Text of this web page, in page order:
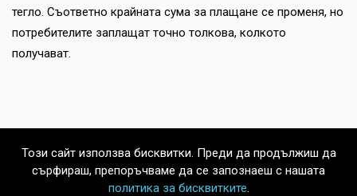
тегло. Съответно крайната сума за плащане се променя, но
потребителите заплащат точно толкова, колкото
получават.
Този сайт използва бисквитки. Преди да продължиш да
сърфираш, препоръчваме да се запознаеш с нашата
политика за бисквитките.